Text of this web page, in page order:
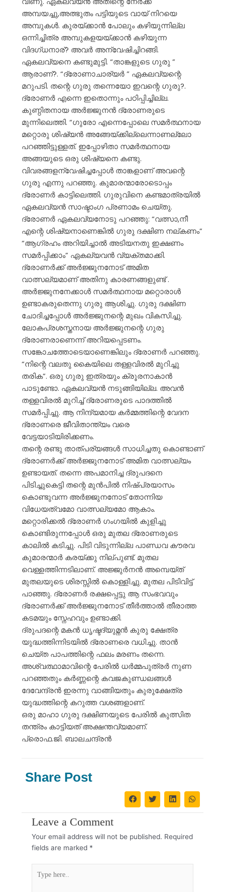
അമ്പയച്ചു,അത്ഭുതം പട്ടിയുടെ വായ് നിറയെ
അമ്പുകൾ. കുരയ്ക്കാൻ പോലും കഴിയുന്നില്ല
ഒന്നിച്ചിത്ര അമ്പുകളയയ്ക്കാൻ കഴിയുന്ന
വിദഗ്ധനാര്? അവർ അന്വേഷിച്ചിറങ്ങി.
ഏകലവ്യനെ കണ്ടുമുട്ടി. “താങ്കളുടെ ഗുരു ”
ആരാണ്?. “ദ്രോണാചാര്യർ ” ഏകലവ്യന്റെ
മറുപടി. തന്റെ ഗുരു തന്നെയോ ഇവന്റെ ഗുരു?.
ദ്രോണർ എന്നെ ഇതൊന്നും പഠിപ്പിച്ചില്ല.
കുണ്ഠിതനായ അർജ്ജുനൻ ദ്രോണരുടെ
മുന്നിലെത്തി. “ഗുരോ എന്നെപ്പോലെ സമർത്ഥനായ
മറ്റൊരു ശിഷ്യൻ അങ്ങേയ്ക്കില്ലെന്നാണല്ലോ
പറഞ്ഞിട്ടുള്ളത്. ഇപ്പോഴിതാ സമർത്ഥനായ
അങ്ങയുടെ ഒരു ശിഷ്യനെ കണ്ടു.
വിവരങ്ങളന്വേഷിച്ചപ്പോൾ താങ്കളാണ് അവന്റെ
ഗുരു എന്നു പറഞ്ഞു. കുമാരന്മാരോടൊപ്പം
ദ്രോണർ കാട്ടിലെത്തി. ഗുരുവിനെ കണ്ടമാത്രയിൽ
ഏകലവ്യൻ സാഷ്ടാംഗ പ്രണാമം ചെയ്തു.
ദ്രോണർ ഏകലവ്യനോടു പറഞ്ഞു: “വത്സാ,നീ
എന്റെ ശിഷ്യനാണെങ്കിൽ ഗുരു ദക്ഷിണ നല്കണം”
“ആഗ്രഹം അറിയിച്ചാൽ അടിയനതു ഇക്ഷണം
സമർപ്പിക്കാം” ഏകല്യവൻ വ്യക്തമാക്കി.
ദ്രോണർക്ക് അർജ്ജുനനോട് അമിത
വാത്സല്യമാണ് അതിനു കാരണങ്ങളുണ്ട് .
അർജ്ജുനനേക്കാൾ സമർത്ഥനായ മറ്റൊരാൾ
ഉണ്ടാകരുതെന്നു ഗുരു ആശിച്ചു. ഗുരു ദക്ഷിണ
ചോദിച്ചപ്പോൾ അർജ്ജുനന്റെ മുഖം വികസിച്ചു.
ലോകപ്രശസ്തനായ അർജ്ജുനന്റെ ഗുരു
ദ്രോണരാണെന്ന് അറിയപ്പെടണം.
സങ്കോചത്തോടെയാണെങ്കിലും ദ്രോണർ പറഞ്ഞു.
“നിന്റെ വലതു കൈയിലെ തള്ളവിരൽ മുറിച്ചു
തരിക”. ഒരു ഗുരു ഇത്രയും ക്രൂരനാകാൻ
പാടുണ്ടോ. ഏകലവ്യൻ നടുങ്ങിയില്ല. അവൻ
തള്ളവിരൽ മുറിച്ച് ദ്രോണരുടെ പാദത്തിൽ
സമർപ്പിച്ചു. ആ നിന്ദ്യമായ കർമ്മത്തിന്റെ വേദന
ദ്രോണരെ ജീവിതാന്ത്യം വരെ
വേട്ടയാടിയിരിക്കണം.
തന്റെ രണ്ടു താത്പര്യങ്ങൾ സാധിച്ചതു കൊണ്ടാണ്
ദ്രോണർക്ക് അർജ്ജുനനോട് അമിത വാത്സല്യം
ഉണ്ടായത്. തന്നെ അപമാനിച്ച ദ്രുപദനെ
പിടിച്ചുകെട്ടി തന്റെ മുൻപിൽ നിഷ്പ്രയാസം
കൊണ്ടുവന്ന അർജ്ജുനനോട് തോന്നിയ
വിധേയത്വമോ വാത്സല്യമോ ആകാം.
മറ്റൊരിക്കൽ ദ്രോണർ ഗംഗയിൽ കുളിച്ചു
കൊണ്ടിരുന്നപ്പോൾ ഒരു മുതല ദ്രോണരുടെ
കാലിൽ കടിച്ചു. പിടി വിടുന്നില്ല പാണ്ഡവ കൗരവ
കുമാരന്മാർ കരയ്ക്കു നില്പുണ്ട്. മുതല
വെള്ളത്തിന്നടിലാണ്. അജ്ജുർനൻ അമ്പെയ്ത്
മുതലയുടെ ശിരസ്സിൽ കൊള്ളിച്ചു. മുതല പിടിവിട്ട്
പാഞ്ഞു. ദ്രോണർ രക്ഷപ്പെട്ടു ആ സംഭവവും
ദ്രോണർക്ക് അർജ്ജുനനോട് തീർത്താൽ തീരാത്ത
കടമയും സ്നേഹവും ഉണ്ടാക്കി.
ദ്രുപദന്റെ മകൻ ധൃഷ്ടദ്യുമ്നൻ കുരു ക്ഷേത്ര
യുദ്ധത്തിന്നിടയിൽ ദ്രോണരെ വധിച്ചു. താൻ
ചെയ്ത പാപത്തിന്റെ ഫലം മരണം തന്നെ.
അശ്വത്ഥാമാവിന്റെ പേരിൽ ധർമ്മപുത്രർ നുണ
പറഞ്ഞതും കർണ്ണന്റെ കവജകുണ്ഡലങ്ങൾ
ദേവേന്ദ്രൻ ഇരന്നു വാങ്ങിയതും കുരുക്ഷേത്ര
യുദ്ധത്തിന്റെ കറുത്ത വശങ്ങളാണ്.
ഒരു മാഹാ ഗുരു ദക്ഷിണയുടെ പേരിൽ കുത്സിത
തന്ത്രം കാട്ടിയത് അക്ഷന്തവ്യമാണ്.
പ്രൊഫ.ജി. ബാലചന്ദ്രൻ
Share Post
Leave a Comment
Your email address will not be published. Required
fields are marked *
here..